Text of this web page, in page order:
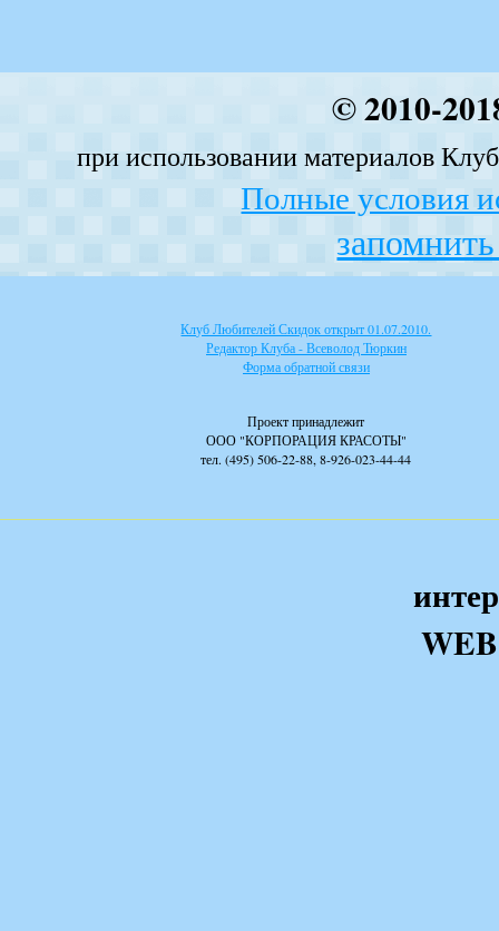
© 2010-
при использовании материалов
Полные условия
Клуб Любителей Скидок открыт 01.07.2010.
Редактор Клуба - Всеволод Тюркин
Форма обратной связи
Проект принадлежит
ООО "КОРПОРАЦИЯ КРАСОТЫ"
тел. (495) 506-22-88, 8-926-023-44-44